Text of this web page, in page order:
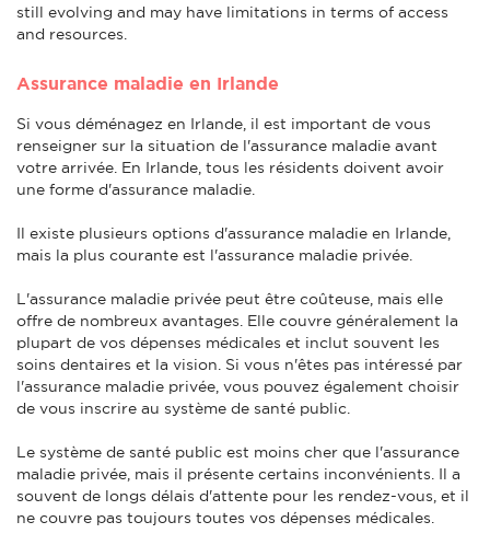
still evolving and may have limitations in terms of access
and resources.
Assurance maladie en Irlande
Si vous déménagez en Irlande, il est important de vous
renseigner sur la situation de l'assurance maladie avant
votre arrivée. En Irlande, tous les résidents doivent avoir
une forme d'assurance maladie.
Il existe plusieurs options d'assurance maladie en Irlande,
mais la plus courante est l'assurance maladie privée.
L'assurance maladie privée peut être coûteuse, mais elle
offre de nombreux avantages. Elle couvre généralement la
plupart de vos dépenses médicales et inclut souvent les
soins dentaires et la vision. Si vous n'êtes pas intéressé par
l'assurance maladie privée, vous pouvez également choisir
de vous inscrire au système de santé public.
Le système de santé public est moins cher que l'assurance
maladie privée, mais il présente certains inconvénients. Il a
souvent de longs délais d'attente pour les rendez-vous, et il
ne couvre pas toujours toutes vos dépenses médicales.